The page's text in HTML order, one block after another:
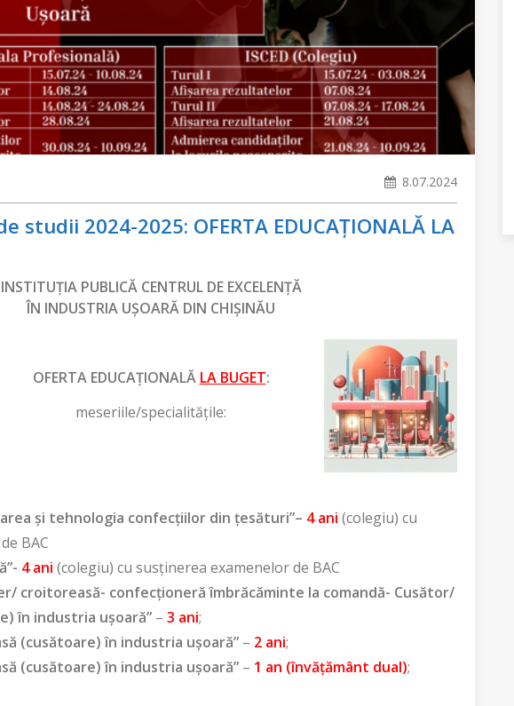
8.07.2024
studii 2024-2025: OFERTA EDUCAȚIONALĂ LA
INSTITUȚIA PUBLICĂ CENTRUL DE EXCELENȚĂ
ÎN INDUSTRIA UȘOARĂ DIN CHIȘINĂU
OFERTA EDUCAȚIONALĂ LA BUGET:
meseriile/specialitățile:
şi tehnologia confecțiilor din ţesături”– 4 ani (colegiu) cu
BAC
4 ani (colegiu) cu susținerea examenelor de BAC
croitoreasă- confecționeră îmbrăcăminte la comandă- Cusător/
în industria ușoară” – 3 ani;
(cusătoare) în industria ușoară” – 2 ani;
(cusătoare) în industria ușoară” – 1 an (învățământ dual);